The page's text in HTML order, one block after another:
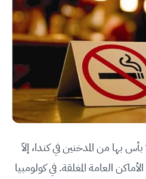
بها من المدخنين في كندا، إلاّ
العامة المغلقة. في كولومبيا